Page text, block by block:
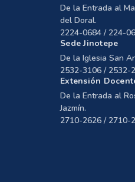
De la Entrada al
del Doral.
2224-0684 / 224-
Sede Jinotepe
De la Iglesia San
2532-3106 / 2532-
Extensión
De la Entrada al
Jazmín.
2710-2626 / 2710-